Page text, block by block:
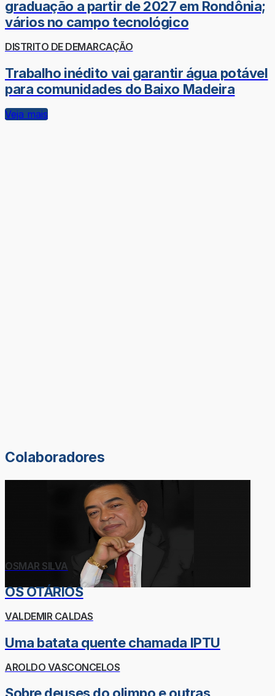
graduação a partir de 2027 em Rondônia;
vários no campo tecnológico
DISTRITO DE DEMARCAÇÃO
Trabalho inédito vai garantir água potável
para comunidades do Baixo Madeira
Veja mais
Colaboradores
OSMAR SILVA
OS OTÁRIOS
VALDEMIR CALDAS
Uma batata quente chamada IPTU
AROLDO VASCONCELOS